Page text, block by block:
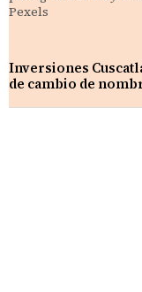
Inversiones
de cambio de